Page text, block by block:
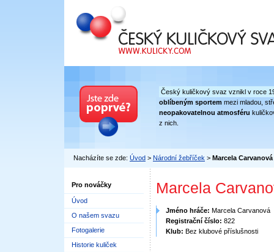
Český kuličkový svaz
Český kuličkový svaz vznikl v roce
oblíbeným sportem mezi mladou,
neopakovatelnou atmosféru
z nich.
Nacházíte se zde: Úvod > Národní žebříček > Marcela Carvanová
Pro nováčky
Úvod
O našem svazu
Fotogalerie
Historie kuliček
Marcela
Jméno hráče: Marcela Carvanová
Registrační číslo: 822
Klub: Bez klubové příslušnosti